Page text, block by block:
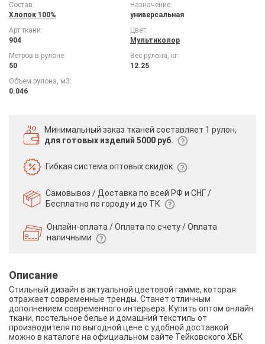
Состав:
Хлопок 100%
Назначение:
универсальная
Арт ткани:
904
Цвет:
Мультиколор
Метров в рулоне:
50
Вес рулона, кг:
12.25
Объем рулона, м3:
0.046
Минимальный заказ тканей составляет 1 рулон,
для готовых изделий 5000 руб.
Гибкая системаоптовых скидок
Самовывоз / Доставка по всей РФ и СНГ /
Бесплатно по городу и до ТК
Онлайн-оплата / Оплата по счету /Оплата
наличными
Описание
Стильный дизайн в актуальной цветовой гамме, которая
отражает современные тренды. Станет отличным
дополнением современного интерьера. Купить оптом онлайн
ткани, постельное белье и домашний текстиль от
производителя по выгодной цене с удобной доставкой
можно в каталоге на официальном сайте Тейковского ХБК